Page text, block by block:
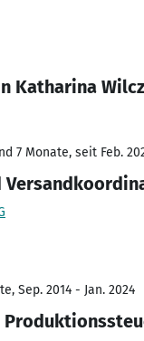
Katharina
7 Monate, seit Feb.
Sep. 2014 - Jan. 2024